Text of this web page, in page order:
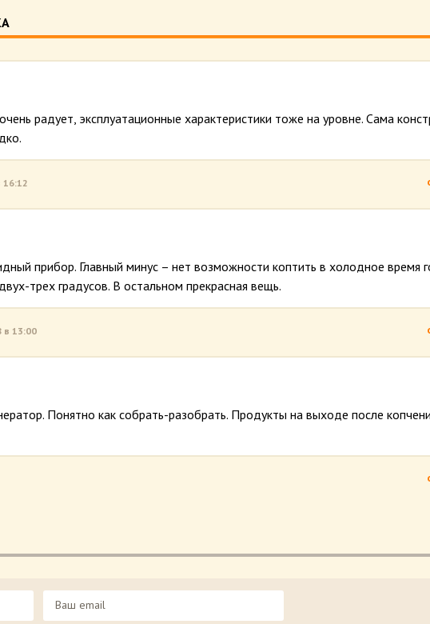
радует, эксплуатационные характеристики тоже на уровне. Сама
16:12
прибор. Главный минус – нет возможности коптить в холодное время
трех градусов. В остальном прекрасная вещь.
в 13:00
Понятно как собрать-разобрать. Продукты на выходе после